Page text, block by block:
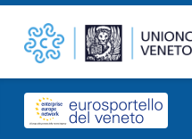
Online il n. 11/2025 Barometro dell’economia regionale – Unioncamere del Veneto
Header info sidebar